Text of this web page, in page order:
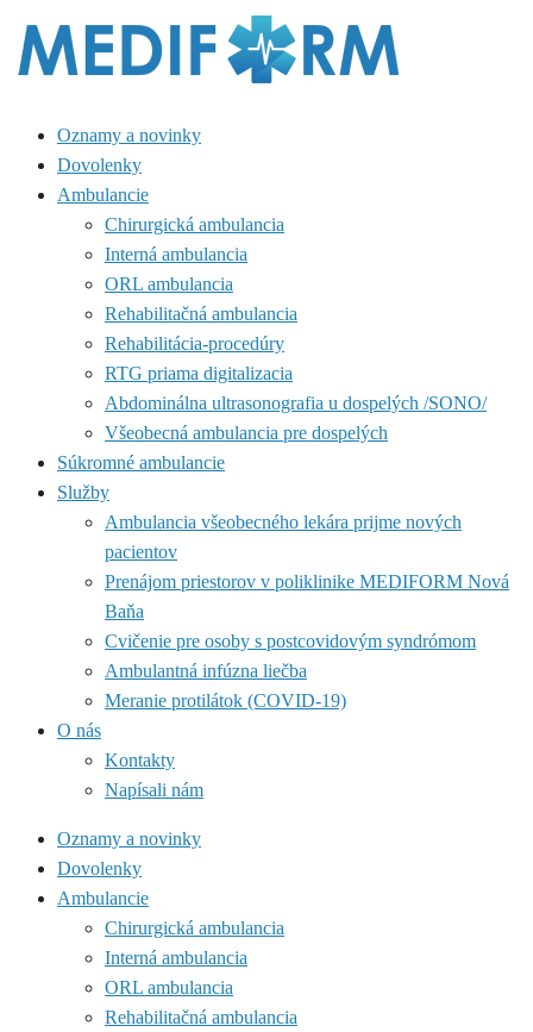
Oznamy a novinky
Dovolenky
Ambulancie
Chirurgická ambulancia
Interná ambulancia
ORL ambulancia
Rehabilitačná ambulancia
Rehabilitácia-procedúry
RTG priama digitalizacia
Abdominálna ultrasonografia u dospelých /SONO/
Všeobecná ambulancia pre dospelých
Súkromné ambulancie
Služby
Ambulancia všeobecného lekára prijme nových
pacientov
Prenájom priestorov v poliklinike MEDIFORM Nová
Baňa
Cvičenie pre osoby s postcovidovým syndrómom
Ambulantná infúzna liečba
Meranie protilátok (COVID-19)
O nás
Kontakty
Napísali nám
Oznamy a novinky
Dovolenky
Ambulancie
Chirurgická ambulancia
Interná ambulancia
ORL ambulancia
Rehabilitačná ambulancia